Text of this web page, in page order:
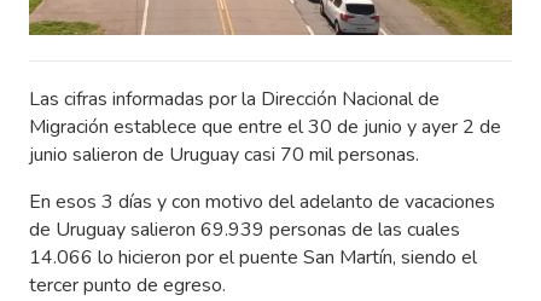
Las cifras informadas por la Dirección Nacional de
Migración establece que entre el 30 de junio y ayer 2 de
junio salieron de Uruguay casi 70 mil personas.
En esos 3 días y con motivo del adelanto de vacaciones
de Uruguay salieron 69.939 personas de las cuales
14.066 lo hicieron por el puente San Martín, siendo el
tercer punto de egreso.